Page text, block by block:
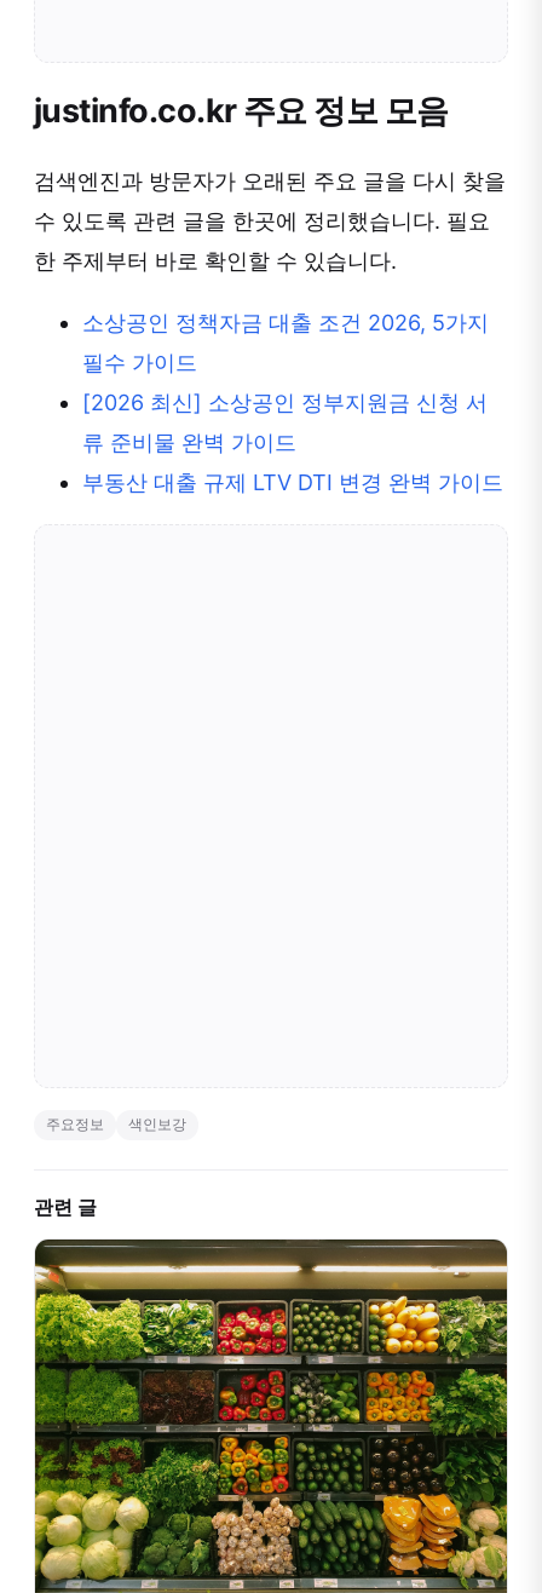
justinfo.co.kr 주요 정보 모음
검색엔진과 방문자가 오래된 주요 글을 다시 찾을
수 있도록 관련 글을 한곳에 정리했습니다. 필요
한 주제부터 바로 확인할 수 있습니다.
소상공인 정책자금 대출 조건 2026, 5가지
필수 가이드
[2026 최신] 소상공인 정부지원금 신청 서
류 준비물 완벽 가이드
부동산 대출 규제 LTV DTI 변경 완벽 가이드
주요정보 색인보강
관련 글